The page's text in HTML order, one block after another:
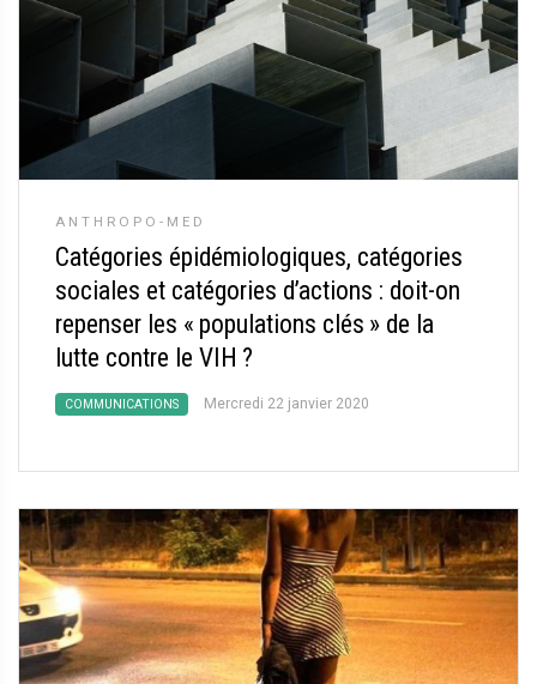
ANTHROPO-MED
Catégories épidémiologiques, catégories
sociales et catégories d’actions : doit-on
repenser les « populations clés » de la
lutte contre le VIH ?
COMMUNICATIONS Mercredi 22 janvier 2020